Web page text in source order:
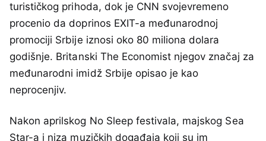
turističkog prihoda, dok je CNN svojevremeno
procenio da doprinos EXIT-a međunarodnoj
promociji Srbije iznosi oko 80 miliona dolara
godišnje. Britanski The Economist njegov značaj za
međunarodni imidž Srbije opisao je kao
neprocenjiv.
Nakon aprilskog No Sleep festivala, majskog Sea
Star-a i niza muzičkih događaja koji su im